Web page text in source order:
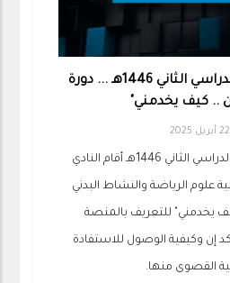
فعاليات الفصل الدراسي الثاني 1446هـ ... دورة
.. كيف يخدمني"
22 أبريل 2025
من فعاليات الفصل الدراسي الثاني 1446هـ أقام النادي
علوم الرياضة والنشاط البدني
يخدمني" للتعريف بالمنصة
إن وكيفية الوصول للاستفادة
القصوى منها.